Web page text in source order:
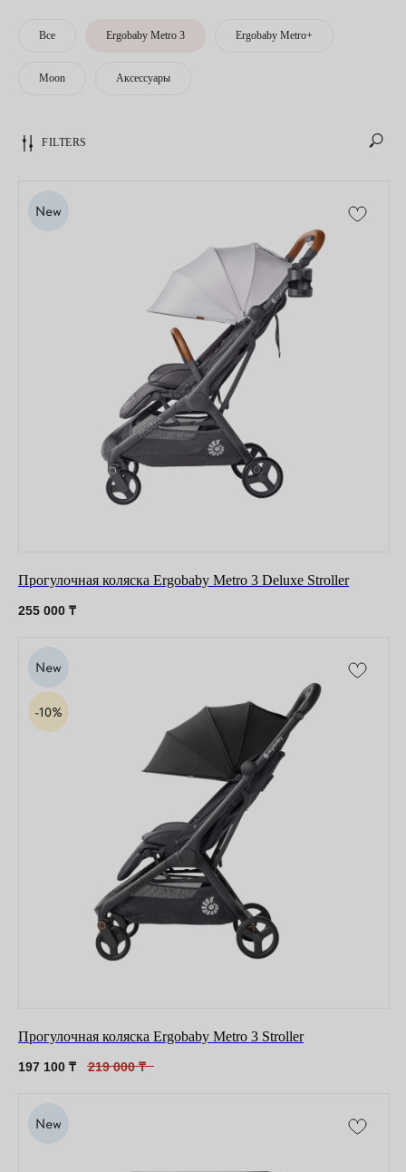
Все Ergobaby Metro 3 Ergobaby Metro+
Moon Аксессуары
FILTERS
Прогулочная коляска Ergobaby Metro 3 Deluxe Stroller
255 000 ₸
Прогулочная коляска Ergobaby Metro 3 Stroller
197 100 ₸ 219 000 ₸